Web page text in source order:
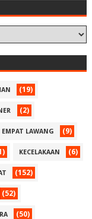
(19)
(2)
EMPAT LAWANG (9)
KECELAKAAN (6)
(152)
(52)
(50)